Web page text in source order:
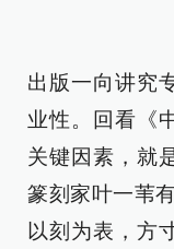
出版一向讲究
业性。回看《
关键因素，就
篆刻家叶一苇
以刻为表，方